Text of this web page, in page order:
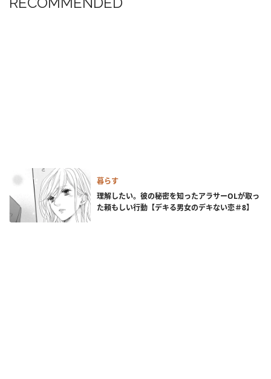
暮らす
理解したい。彼の秘密を知ったアラサーOLが取っ
た頼もしい行動【デキる男女のデキない恋＃8】